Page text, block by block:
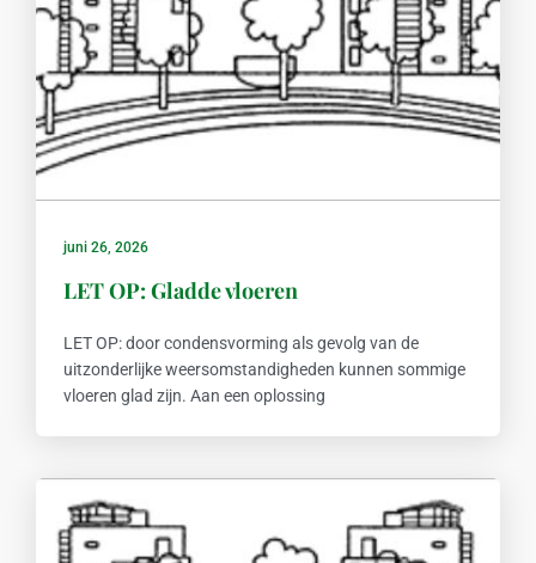
juni 26, 2026
LET OP: Gladde vloeren
LET OP: door condensvorming als gevolg van de
uitzonderlijke weersomstandigheden kunnen sommige
vloeren glad zijn. Aan een oplossing